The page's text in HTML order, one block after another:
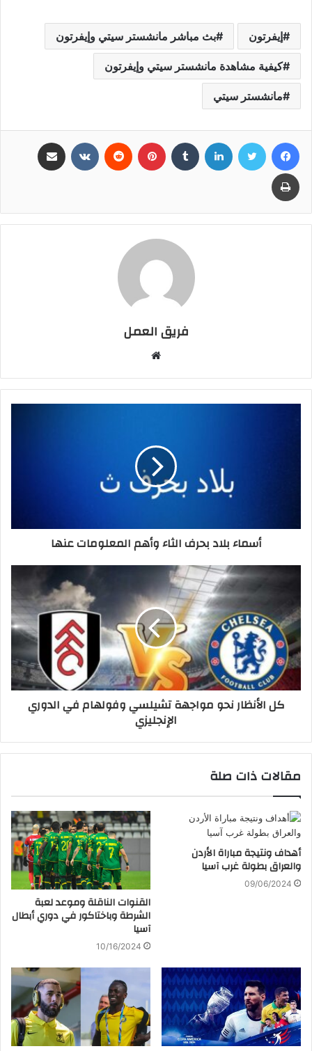
إيفرتون بث مباشر مانشستر سيتي وإيفرتون
كيفية مشاهدة مانشستر سيتي وإيفرتون
مانشستر سيتي
فيسبوك تويتر لينكدإن بينتيريست
طباعة
فريق العمل
أسماء بلاد بحرف الثاء وأهم المعلومات عنها
كل الأنظار نحو مواجهة تشيلسي وفولهام في الدوري
الإنجليزي
مقالات ذات صلة
أهداف ونتيجة مباراة الأردن
والعراق بطولة غرب آسيا
09/06/2024
القنوات الناقلة وموعد لعبة
الشرطة وباختاكور في دوري أبطال
آسيا
10/16/2024